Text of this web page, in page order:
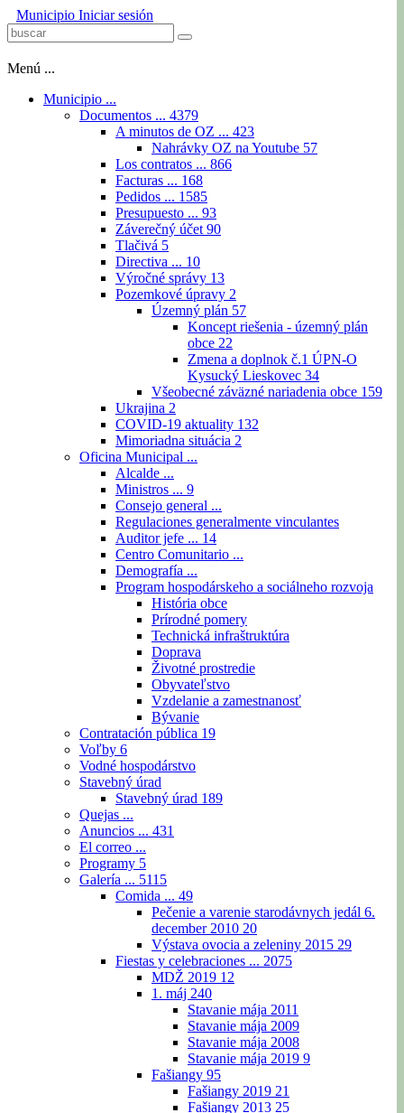
Municipio Iniciar sesión
Menú ...
Municipio ...
Documentos ... 4379
A minutos de OZ ... 423
Nahrávky OZ na Youtube 57
Los contratos ... 866
Facturas ... 168
Pedidos ... 1585
Presupuesto ... 93
Záverečný účet 90
Tlačivá 5
Directiva ... 10
Výročné správy 13
Pozemkové úpravy 2
Územný plán 57
Koncept riešenia - územný plán
obce 22
Zmena a doplnok č.1 ÚPN-O
Kysucký Lieskovec 34
Všeobecné záväzné nariadenia obce 159
Ukrajina 2
COVID-19 aktuality 132
Mimoriadna situácia 2
Oficina Municipal ...
Alcalde ...
Ministros ... 9
Consejo general ...
Regulaciones generalmente vinculantes
Auditor jefe ... 14
Centro Comunitario ...
Demografía ...
Program hospodárskeho a sociálneho rozvoja
História obce
Prírodné pomery
Technická infraštruktúra
Doprava
Životné prostredie
Obyvateľstvo
Vzdelanie a zamestnanosť
Bývanie
Contratación pública 19
Voľby 6
Vodné hospodárstvo
Stavebný úrad
Stavebný úrad 189
Quejas ...
Anuncios ... 431
El correo ...
Programy 5
Galería ... 5115
Comida ... 49
Pečenie a varenie starodávnych jedál 6.
december 2010 20
Výstava ovocia a zeleniny 2015 29
Fiestas y celebraciones ... 2075
MDŽ 2019 12
1. máj 240
Stavanie mája 2011
Stavanie mája 2009
Stavanie mája 2008
Stavanie mája 2019 9
Fašiangy 95
Fašiangy 2019 21
Fašiangy 2013 25